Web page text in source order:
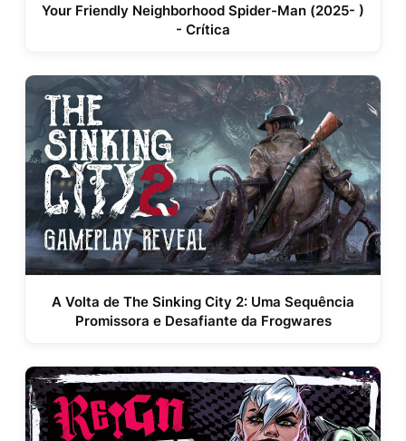
Your Friendly Neighborhood Spider-Man (2025- )
- Crítica
A Volta de The Sinking City 2: Uma Sequência
Promissora e Desafiante da Frogwares